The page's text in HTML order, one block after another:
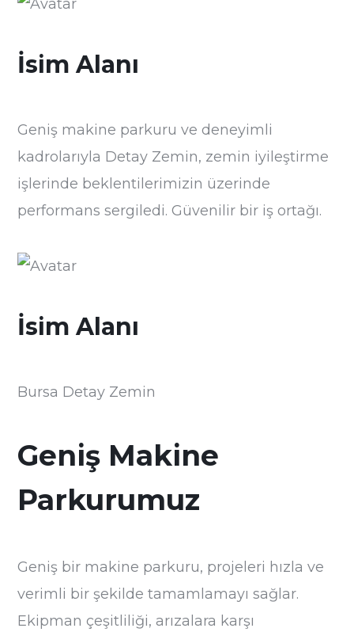
İsim Alanı
Geniş makine parkuru ve deneyimli
kadrolarıyla Detay Zemin, zemin iyileştirme
işlerinde beklentilerimizin üzerinde
performans sergiledi. Güvenilir bir iş ortağı.
İsim Alanı
Bursa Detay Zemin
Geniş Makine
Parkurumuz
Geniş bir makine parkuru, projeleri hızla ve
verimli bir şekilde tamamlamayı sağlar.
Ekipman çeşitliliği, arızalara karşı